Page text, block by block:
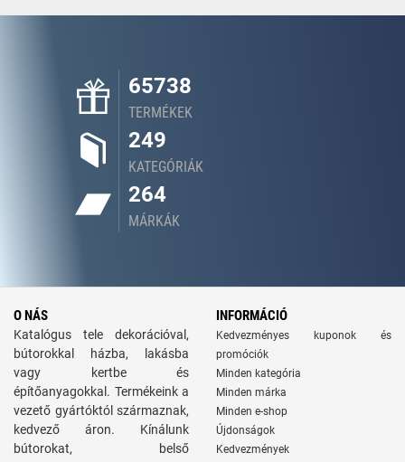
65738
TERMÉKEK
249
KATEGÓRIÁK
264
MÁRKÁK
O NÁS
Katalógus tele dekorációval,
bútorokkal házba, lakásba
vagy kertbe és
építőanyagokkal. Termékeink a
vezető gyártóktól származnak,
kedvező áron. Kínálunk
bútorokat, belső
INFORMÁCIÓ
Kedvezményes kuponok és
promóciók
Minden kategória
Minden márka
Minden e-shop
Újdonságok
Kedvezmények